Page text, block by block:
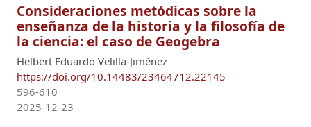
Consideraciones metódicas sobre la
enseñanza de la historia y la filosofía de
la ciencia: el caso de Geogebra
Helbert Eduardo Velilla-Jiménez
https://doi.org/10.14483/23464712.22145
596-610
2025-12-23